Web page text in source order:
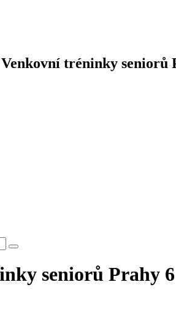
tréninky
seniorů Prahy